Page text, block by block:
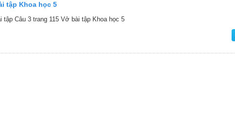
tập Khoa học 5
tập Câu 3 trang 115 Vở bài tập Khoa học 5